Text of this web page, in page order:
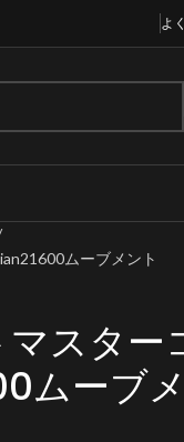
よ
ムーブメント
スター
ムーブ